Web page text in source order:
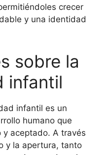
crecer
y una identidad
sobre la
infantil
infantil es un
humano que
y aceptado. A través
y la apertura, tanto